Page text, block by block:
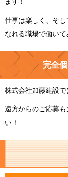
ます！
仕事は楽しく、そ
なれる職場で働いて
完全
株式会社加藤建設で
遠方からのご応募
い！